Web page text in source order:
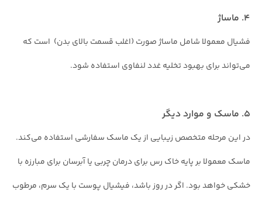
4. ماساژ
فشیال معمولا شامل ماساژ صورت (اغلب قسمت بالای بدن) است که
می‌تواند برای بهبود تخلیه غدد لنفاوی استفاده شود.
5. ماسک و موارد دیگر
در این مرحله متخصص زیبایی از یک ماسک سفارشی استفاده می‌کند.
ماسک معمولا بر پایه خاک رس برای درمان چربی یا آبرسان برای مبارزه با
خشکی خواهد بود. اگر در روز باشد، فیشیال پوست با یک سرم، مرطوب